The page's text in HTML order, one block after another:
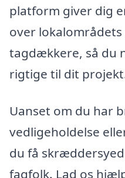
platform giver dig
over
tagdækkere, så du
rigtige til dit
Uanset om du har
vedligeholdelse
du få
fagfolk. Lad os